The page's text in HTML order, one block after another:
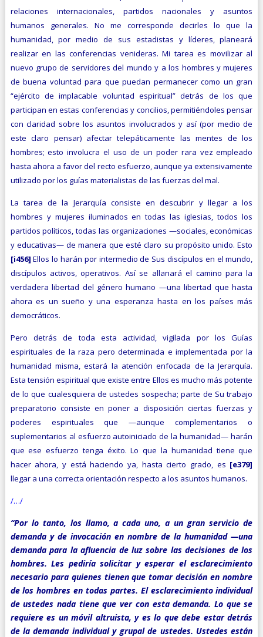
relaciones internacionales, partidos nacionales y asuntos
humanos generales. No me corresponde decirles lo que la
humanidad, por medio de sus estadistas y líderes, planeará
realizar en las conferencias venideras. Mi tarea es movilizar al
nuevo grupo de servidores del mundo y a los hombres y mujeres
de buena voluntad para que puedan permanecer como un gran
“ejército de implacable voluntad espiritual” detrás de los que
participan en estas conferencias y concilios, permitiéndoles pensar
con claridad sobre los asuntos involucrados y así (por medio de
este claro pensar) afectar telepáticamente las mentes de los
hombres; esto involucra el uso de un poder rara vez empleado
hasta ahora a favor del recto esfuerzo, aunque ya extensivamente
utilizado por los guías materialistas de las fuerzas del mal.
La tarea de la Jerarquía consiste en descubrir y llegar a los
hombres y mujeres iluminados en todas las iglesias, todos los
partidos políticos, todas las organizaciones —sociales, económicas
y educativas— de manera que esté claro su propósito unido. Esto
[i456]Ellos lo harán por intermedio de Sus discípulos en el mundo,
discípulos activos, operativos. Así se allanará el camino para la
verdadera libertad del género humano —una libertad que hasta
ahora es un sueño y una esperanza hasta en los países más
democráticos.
Pero detrás de toda esta actividad, vigilada por los Guías
espirituales de la raza pero determinada e implementada por la
humanidad misma, estará la atención enfocada de la Jerar­quía.
Esta tensión espiritual que existe entre Ellos es mucho más potente
de lo que cualesquiera de ustedes sospecha; parte de Su trabajo
preparatorio consiste en poner a disposición ciertas fuerzas y
poderes espirituales que —aunque complementarios o
suplementarios al esfuerzo autoiniciado de la humanidad— harán
que ese esfuerzo tenga éxito. Lo que la humanidad tiene que
hacer ahora, y está haciendo ya, hasta cierto grado, es [e379]
llegar a una correcta orientación respecto a los asuntos humanos.
/…/
“Por lo tanto, los llamo, a cada uno, a un gran servicio de
demanda y de invocación en nombre de la humanidad —una
demanda para la afluencia de luz sobre las decisiones de los
hombres. Les pediría solicitar y esperar el esclarecimiento
necesario para quienestienen que tomar decisión en nombre
de los hombres en todas partes. El esclarecimiento individual
de ustedes nada tiene que ver con esta demanda. Lo que se
requiere es un móvil altruista, y es lo que debe estar detrás
de la demanda individual y grupal de ustedes. Ustedes están